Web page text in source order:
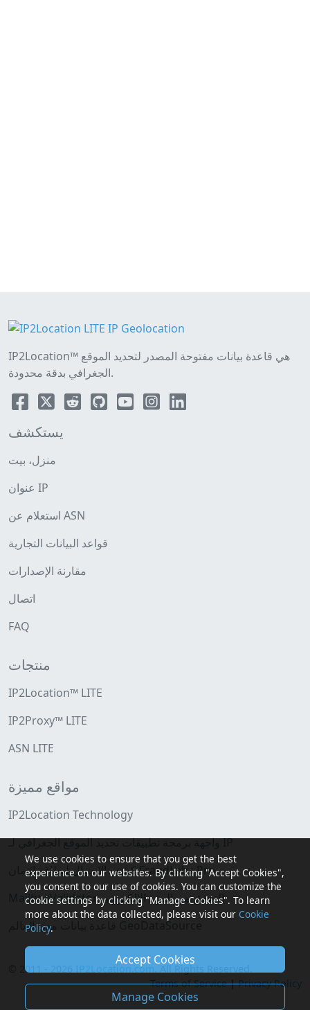
IP2Location™ هي قاعدة بيانات مفتوحة المصدر لتحديد الموقع
الجغرافي بدقة محدودة.
يستكشف
منزل، بيت
عنوان IP
استعلام عن ASN
قواعد البيانات التجارية
مقارنة الإصدارات
اتصال
FAQ
منتجات
IP2Location™ LITE
IP2Proxy™ LITE
ASN LITE
مواقع مميزة
IP2Location Technology
واجهة برمجة تطبيقات تحديد الموقع الجغرافي لـ IP
كشف الاحتيال لبطاقة ائتمان FraudLabs Pro
MailboxValidator التحقق من البريد الإلكتروني
قاعدة بيانات مدن العالم GeoDataSource
© 2011 - 2026 IP2Location.com
Terms of Service|Privacy Policy
We use cookies to ensure that you get the best
experience on our websites. By clicking "Accept Cookies",
you consent to our use of cookies. You can customize the
cookie settings by clicking "Manage Cookies". To learn
more about the data collected, please visit our Cookie
Policy.
Accept Cookies
Manage Cookies